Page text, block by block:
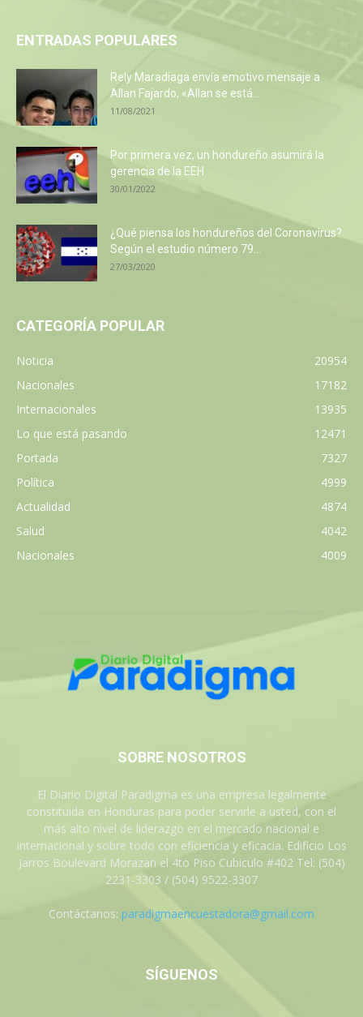
ENTRADAS POPULARES
Rely Maradiaga envía emotivo mensaje a
Allan Fajardo, «Allan se está...
11/08/2021
Por primera vez, un hondureño asumirá la
gerencia de la EEH
30/01/2022
¿Qué piensa los hondureños del Coronavirus?
Según el estudio número 79...
27/03/2020
CATEGORÍA POPULAR
Noticia
20954
Nacionales
17182
Internacionales
13935
Lo que está pasando
12471
Portada
7327
Política
4999
Actualidad
4874
Salud
4042
Nacionales
4009
SOBRE NOSOTROS
El Diario Digital Paradigma es una empresa legalmente
constituida en Honduras para poder servirle a usted, con el
más alto nivel de liderazgo en el mercado nacional e
internacional y sobre todo con eficiencia y eficacia. Edificio Los
Jarros Boulevard Morazan el 4to Piso Cubiculo #402 Tel: (504)
2231-3303 / (504) 9522-3307
Contáctanos: paradigmaencuestadora@gmail.com
SÍGUENOS